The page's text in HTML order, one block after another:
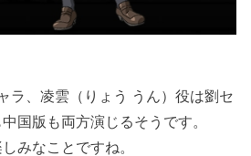
ラ、凌雲（りょう うん）役は劉セ
国版も両方演じるそうです。
みなことですね。